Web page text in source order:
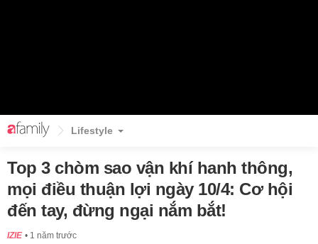
Lifestyle
Top 3 chòm sao vận khí hanh thông,
mọi điều thuận lợi ngày 10/4: Cơ hội
đến tay, đừng ngại nắm bắt!
IZIE 1 năm trước